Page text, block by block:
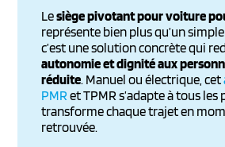
Lesiège pivotant pour voiture
représente bien plus qu’un
c’est une solution concrète qui
autonomie et dignité aux
réduite. Manuel ou électrique, cet
PMR et TPMR s’adapte à tous les
transforme chaque trajet en
retrouvée.